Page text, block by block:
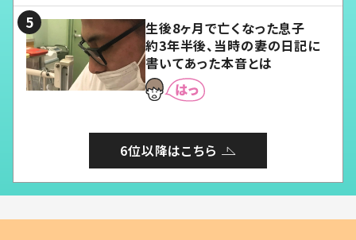
生後8ヶ月で亡くなった息子
約3年半後、当時の妻の日記に
書いてあった本音とは
6位以降はこちら